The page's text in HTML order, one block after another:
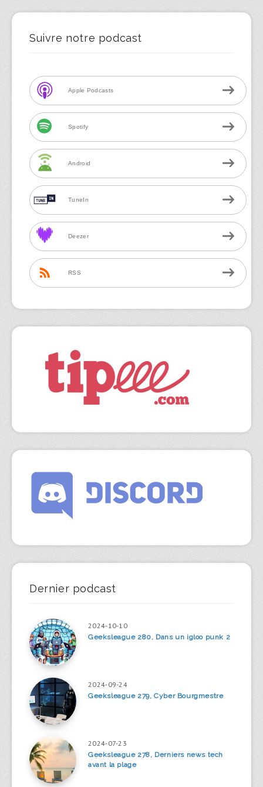
Suivre notre podcast
Apple Podcasts
Spotify
Android
TuneIn
Deezer
RSS
Dernier podcast
2024-10-10
Geeksleague 280, Dans un igloo punk 2
2024-09-24
Geeksleague 279, Cyber Bourgmestre
2024-07-23
Geeksleague 278, Derniers news tech
avant la plage